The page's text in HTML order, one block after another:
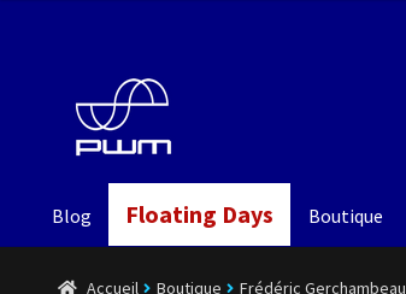
navigation
contenu
Blog Floating Days Boutique
Accueil Boutique Frédéric Gerchambeau